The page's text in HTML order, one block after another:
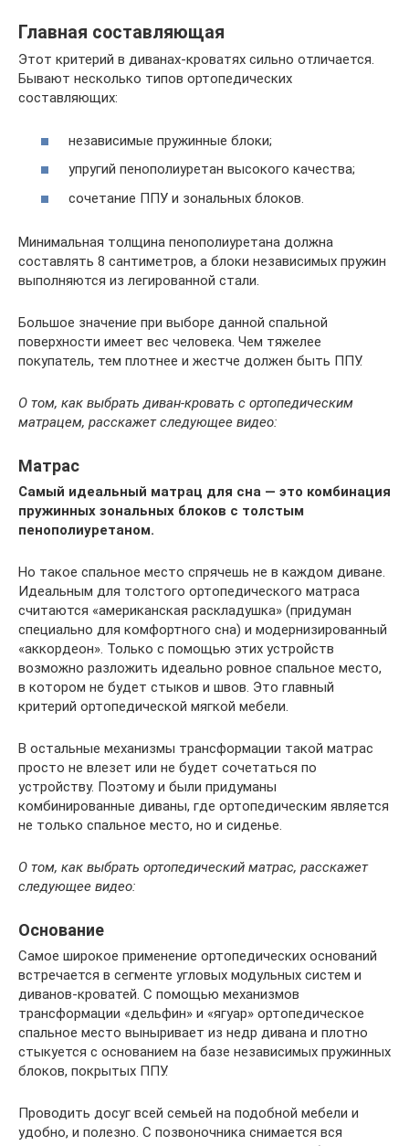
Главная составляющая
Этот критерий в диванах-кроватях сильно отличается.
Бывают несколько типов ортопедических
составляющих:
независимые пружинные блоки;
упругий пенополиуретан высокого качества;
сочетание ППУ и зональных блоков.
Минимальная толщина пенополиуретана должна
составлять 8 сантиметров, а блоки независимых пружин
выполняются из легированной стали.
Большое значение при выборе данной спальной
поверхности имеет вес человека. Чем тяжелее
покупатель, тем плотнее и жестче должен быть ППУ.
О том, как выбрать диван-кровать с ортопедическим
матрацем, расскажет следующее видео:
Матрас
Самый идеальный матрац для сна — это комбинация
пружинных зональных блоков с толстым
пенополиуретаном.
Но такое спальное место спрячешь не в каждом диване.
Идеальным для толстого ортопедического матраса
считаются «американская раскладушка» (придуман
специально для комфортного сна) и модернизированный
«аккордеон». Только с помощью этих устройств
возможно разложить идеально ровное спальное место,
в котором не будет стыков и швов. Это главный
критерий ортопедической мягкой мебели.
В остальные механизмы трансформации такой матрас
просто не влезет или не будет сочетаться по
устройству. Поэтому и были придуманы
комбинированные диваны, где ортопедическим является
не только спальное место, но и сиденье.
О том, как выбрать ортопедический матрас, расскажет
следующее видео:
Основание
Самое широкое применение ортопедических оснований
встречается в сегменте угловых модульных систем и
диванов-кроватей. С помощью механизмов
трансформации «дельфин» и «ягуар» ортопедическое
спальное место выныривает из недр дивана и плотно
стыкуется с основанием на базе независимых пружинных
блоков, покрытых ППУ.
Проводить досуг всей семьей на подобной мебели и
удобно, и полезно. С позвоночника снимается вся